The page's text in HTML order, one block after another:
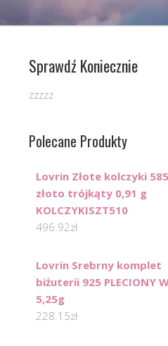
Sprawdź Koniecznie
zzzzz
Polecane Produkty
Lovrin Złote kolczyki
złoto trójkąty 0,91 g
KOLCZYKISZT510
496.92zł
Lovrin Srebrny komplet
biżuterii 925 PLECIONY
5,25g
228.15zł